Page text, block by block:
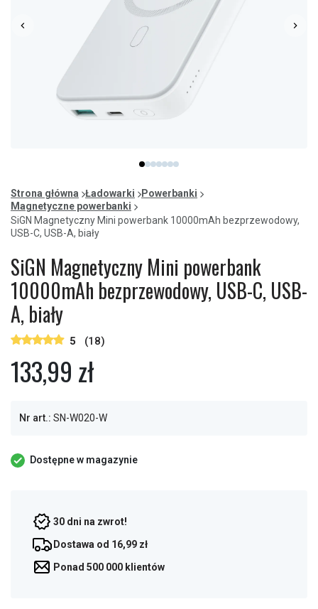
item
0
item
1
item
2
item
3
item
4
item
5
item
6
of
7
Strona główna Ładowarki
Powerbanki
Magnetyczne powerbanki
SiGN Magnetyczny Mini powerbank 10000mAh bezprzewodowy,
USB-C, USB-A, biały
SiGN Magnetyczny Mini powerbank
10000mAh bezprzewodowy, USB-C, USB-
A, biały
5 (18)
133,99 zł
Nr art.: SN-W020-W
Dostępne w magazynie
30 dni na zwrot!
Dostawa od 16,99 zł
Ponad 500 000 klientów